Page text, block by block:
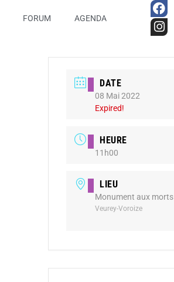
FORUM AGENDA
DATE
08 Mai 2022
Expired!
HEURE
11h00
LIEU
Monument aux morts
Veurey-Voroize